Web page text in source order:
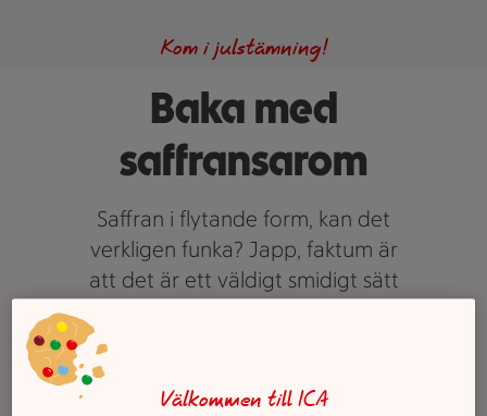
Baka med
saffransarom
Kom i julstämning!
Saffran i flytande form, kan det
verkligen funka? Japp, faktum är
att det är ett väldigt smidigt sätt
saffransarom. Varsågod att börja
Välkommen till ICA